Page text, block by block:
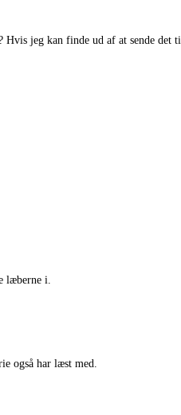
Hvis jeg kan finde ud af at sende det
læberne i.
også har læst med.